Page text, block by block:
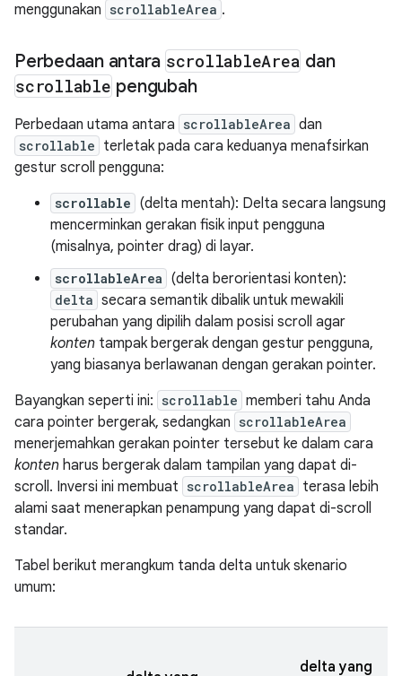
menggunakan scrollableArea .
Perbedaan antara scrollableArea dan
scrollable pengubah
Perbedaan utama antara scrollableArea dan
scrollable terletak pada cara keduanya menafsirkan
gestur scroll pengguna:
scrollable (delta mentah): Delta secara langsung
mencerminkan gerakan fisik input pengguna
(misalnya, pointer drag) di layar.
scrollableArea (delta berorientasi konten):
delta secara semantik dibalik untuk mewakili
perubahan yang dipilih dalam posisi scroll agar
konten tampak bergerak dengan gestur pengguna,
yang biasanya berlawanan dengan gerakan pointer.
Bayangkan seperti ini: scrollable memberi tahu Anda
cara pointer bergerak, sedangkan scrollableArea
menerjemahkan gerakan pointer tersebut ke dalam cara
konten harus bergerak dalam tampilan yang dapat di-
scroll. Inversi ini membuat scrollableArea terasa lebih
alami saat menerapkan penampung yang dapat di-scroll
standar.
Tabel berikut merangkum tanda delta untuk skenario
umum:
delta yang